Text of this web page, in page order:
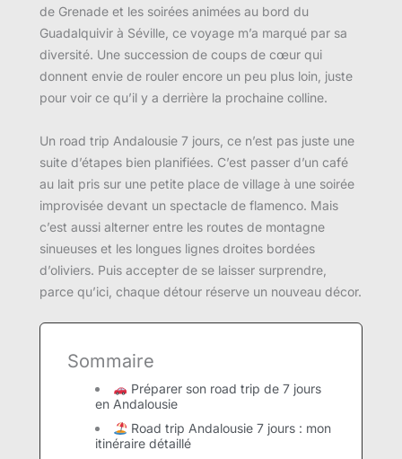
de Grenade et les soirées animées au bord du
Guadalquivir à Séville, ce voyage m’a marqué par sa
diversité. Une succession de coups de cœur qui
donnent envie de rouler encore un peu plus loin, juste
pour voir ce qu’il y a derrière la prochaine colline.
Un road trip Andalousie 7 jours, ce n’est pas juste une
suite d’étapes bien planifiées. C’est passer d’un café
au lait pris sur une petite place de village à une soirée
improvisée devant un spectacle de flamenco. Mais
c’est aussi alterner entre les routes de montagne
sinueuses et les longues lignes droites bordées
d’oliviers. Puis accepter de se laisser surprendre,
parce qu’ici, chaque détour réserve un nouveau décor.
Sommaire
Préparer son road trip de 7 jours
en Andalousie
Road trip Andalousie 7 jours : mon
itinéraire détaillé